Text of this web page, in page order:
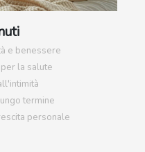
e benessere
la salute
termine
personale